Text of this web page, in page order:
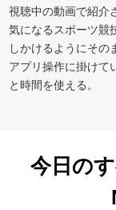
視聴中の動画で紹介
気になるスポーツ競
しかけるようにその
アプリ操作に掛けて
と時間を使える。
今日のす